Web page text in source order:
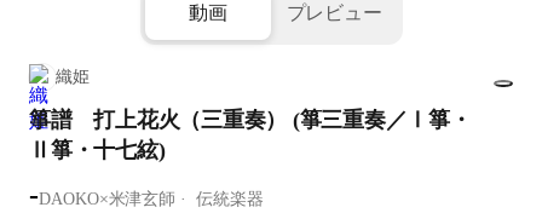
動画 プレビュー
織姫
箏譜 打上花火（三重奏） (箏三重奏／Ⅰ箏・
Ⅱ箏・十七絃)
-DAOKO×米津玄師 伝統楽器